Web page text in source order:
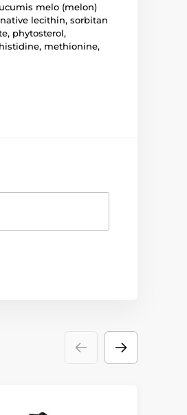
melo (melon)
lecithin, sorbitan
phytosterol,
methionine,